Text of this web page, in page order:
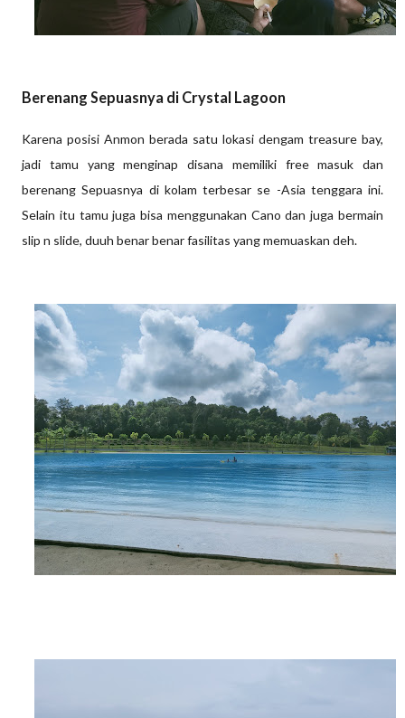
Berenang Sepuasnya di Crystal Lagoon
Karena posisi Anmon berada satu lokasi dengam treasure bay,
jadi tamu yang menginap disana memiliki free masuk dan
berenang Sepuasnya di kolam terbesar se -Asia tenggara ini.
Selain itu tamu juga bisa menggunakan Cano dan juga bermain
slip n slide, duuh benar benar fasilitas yang memuaskan deh.